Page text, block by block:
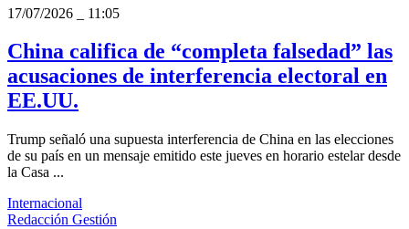
17/07/2026 11:05
China califica de “completa falsedad” las
acusaciones de interferencia electoral en
EE.UU.
Trump señaló una supuesta interferencia de China en las elecciones
de su país en un mensaje emitido este jueves en horario estelar desde
la Casa ...
Internacional
Redacción Gestión